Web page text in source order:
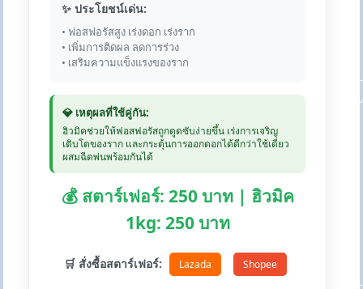
✨ ประโยชน์เด่น:
• ฟอสฟอรัสสูง เร่งดอก เร่งราก
• เพิ่มการติดผล ลดการร่วง
• เสริมความแข็งแรงของราก
💎 เหตุผลที่ใช้คู่กัน:
ฮิวมิคช่วยให้ฟอสฟอรัสถูกดูดซับง่ายขึ้น เร่งการเจริญ
เติบโตของราก และกระตุ้นการออกดอกได้ดีกว่าใช้เดี่ยว
ผสมฉีดพ่นพร้อมกันได้
💰 สตาร์เฟอร์: 250 บาท | ฮิวมิค
1kg: 250 บาท
🛒 สั่งซื้อสตาร์เฟอร์: Lazada Shopee